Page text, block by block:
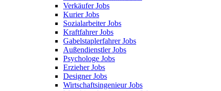
Verkäufer Jobs
Kurier Jobs
Sozialarbeiter Jobs
Kraftfahrer Jobs
Gabelstaplerfahrer Jobs
Außendienstler Jobs
Psychologe Jobs
Erzieher Jobs
Designer Jobs
Wirtschaftsingenieur Jobs